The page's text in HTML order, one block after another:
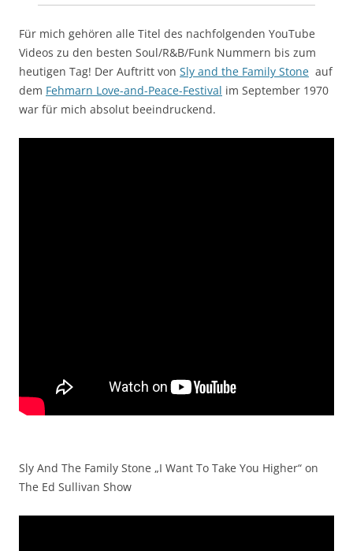
Für mich gehören alle Titel des nachfolgenden YouTube
Videos zu den besten Soul/R&B/Funk Nummern bis zum
heutigen Tag! Der Auftritt von Sly and the Family Stone auf
dem Fehmarn Love-and-Peace-Festival im September 1970
war für mich absolut beeindruckend.
Sly And The Family Stone „I Want To Take You Higher“ on
The Ed Sullivan Show